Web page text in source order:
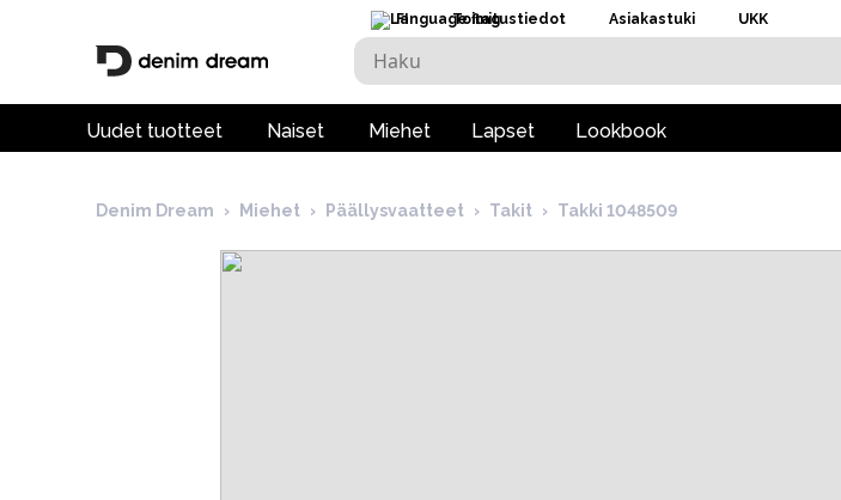
FI Toimitustiedot Asiakastuki UKK
Uudet tuotteet Naiset Miehet Lapset Lookbook
Denim Dream › Miehet › Päällysvaatteet › Takit › Takki 1048509